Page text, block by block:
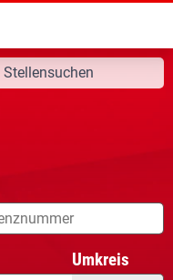
Stellensuchen
Umkreis